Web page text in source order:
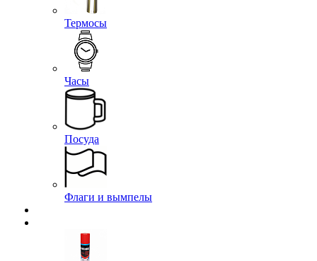
Термосы
Часы
Посуда
Флаги и вымпелы